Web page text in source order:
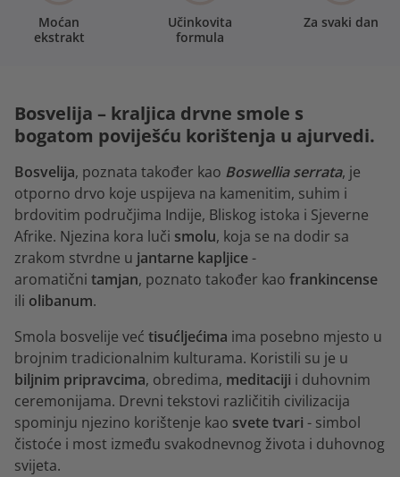
Moćan
ekstrakt
Učinkovita
formula
Za svaki dan
Bosvelija – kraljica drvne smole s
bogatom poviješću korištenja u ajurvedi.
Bosvelija, poznata također kao Boswellia serrata, je
otporno drvo koje uspijeva na kamenitim, suhim i
brdovitim područjima Indije, Bliskog istoka i Sjeverne
Afrike. Njezina kora luči smolu, koja se na dodir sa
zrakom stvrdne u jantarne kapljice-
aromatični tamjan, poznato također kao frankincense
ili olibanum.
Smola bosvelije već tisućljećima ima posebno mjesto u
brojnim tradicionalnim kulturama. Koristili su je u
biljnim pripravcima, obredima, meditaciji i duhovnim
ceremonijama. Drevni tekstovi različitih civilizacija
spominju njezino korištenje kao svete tvari - simbol
čistoće i most između svakodnevnog života i duhovnog
svijeta.